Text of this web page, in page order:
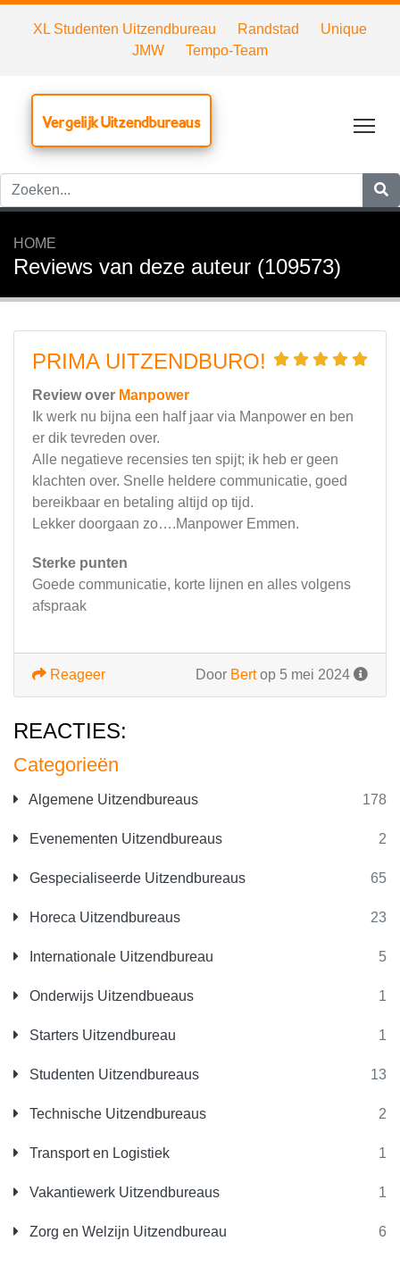
XL Studenten Uitzendbureau Randstad
Unique
JMW
Tempo-Team
Vergelijk Uitzendbureaus
HOME
Reviews van deze auteur (109573)
Categorieën
Algemene Uitzendbureaus 178
Evenementen Uitzendbureaus 2
Gespecialiseerde Uitzendbureaus 65
Horeca Uitzendbureaus 23
Internationale Uitzendbureau 5
Onderwijs Uitzendbueaus 1
Starters Uitzendbureau 1
Studenten Uitzendbureaus 13
Technische Uitzendbureaus 2
Transport en Logistiek 1
Vakantiewerk Uitzendbureaus 1
Zorg en Welzijn Uitzendbureau 6
PRIMA UITZENDBURO!
Review over Manpower
Ik werk nu bijna een half jaar via Manpower en ben
er dik tevreden over.
Alle negatieve recensies ten spijt; ik heb er geen
klachten over. Snelle heldere communicatie, goed
bereikbaar en betaling altijd op tijd.
Lekker doorgaan zo….Manpower Emmen.
Sterke punten
Goede communicatie, korte lijnen en alles volgens
afspraak
Door Bertop 5 mei 2024
Reageer
REACTIES: